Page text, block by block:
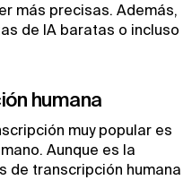
más precisas. Además,
de IA baratas o incluso
humana
muy popular es
Aunque es la
de transcripción humana